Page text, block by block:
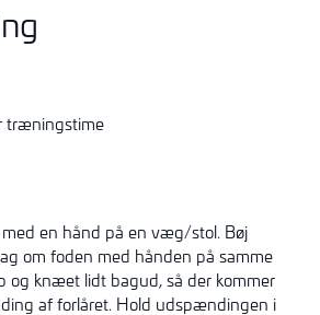
træningstime
en hånd på en væg/stol. Bøj
om foden med hånden på samme
og knæet lidt bagud, så der kommer
af forlåret. Hold udspændingen i